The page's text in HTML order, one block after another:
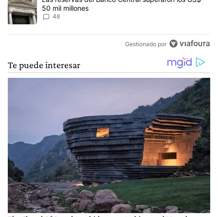
50 mil millones
48
Gestionado por